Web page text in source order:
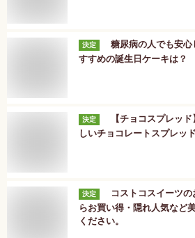
決定
糖尿病の人でも安
すすめの誕生日ケーキは？
決定
【チョコスプレッ
しいチョコレートスプレッ
決定
コストコスイーツ
らお買い得・隠れ人気など
ください。